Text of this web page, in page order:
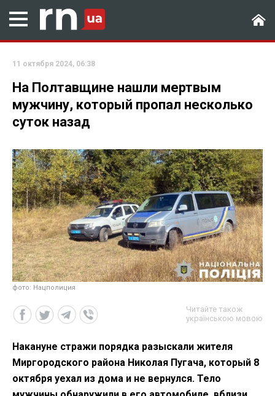
11 октября 2024, 06:38
На Полтавщине нашли мертвым
мужчину, который пропал несколько
суток назад
фото: Нацполиция
Читайте також
українською мовою
Накануне стражи порядка разыскали жителя
Миргородского района Николая Пугача, который 8
октября уехал из дома и не вернулся. Тело